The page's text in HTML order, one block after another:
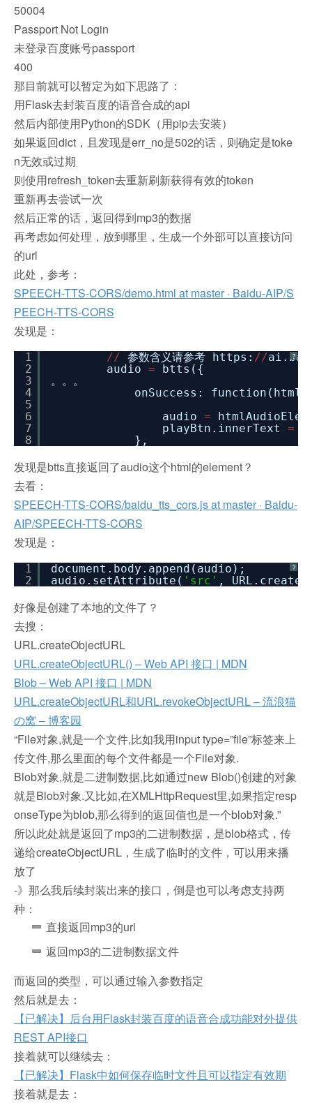
50004
Passport Not Login
未登录百度账号passport
400
那目前就可以暂定为如下思路了：
用Flask去封装百度的语音合成的api
然后内部使用Python的SDK（用pip去安装）
如果返回dict，且发现是err_no是502的话，则确定是toke
n无效或过期
则使用refresh_token去重新刷新获得有效的token
重新再去尝试一次
然后正常的话，返回得到mp3的数据
再考虑如何处理，放到哪里，生成一个外部可以直接访问
的url
此处，参考：
SPEECH-TTS-CORS/demo.html at master · Baidu-AIP/S
PEECH-TTS-CORS
发现是：
?
1
2
3
4
5
6
7
8
// 参数含义请参考 https: //
audio =
btts({
。。。
onSuccess:
audio =
playBtn.innerText =
},
发现是btts直接返回了audio这个html的element？
去看：
SPEECH-TTS-CORS/baidu_tts_cors.js at master · Baidu-
AIP/SPEECH-TTS-CORS
发现是：
?
1
2
document.body.append(audio);
audio.setAttribute( 'src' ,
好像是创建了本地的文件了？
去搜：
URL.createObjectURL
URL.createObjectURL() – Web API 接口 | MDN
Blob – Web API 接口 | MDN
URL.createObjectURL和URL.revokeObjectURL – 流浪猫
の窝 – 博客园
“File对象,就是一个文件,比如我用input type=”file”标签来上
传文件,那么里面的每个文件都是一个File对象.
Blob对象,就是二进制数据,比如通过new Blob()创建的对象
就是Blob对象.又比如,在XMLHttpRequest里,如果指定resp
onseType为blob,那么得到的返回值也是一个blob对象.”
所以此处就是返回了mp3的二进制数据，是blob格式，传
递给createObjectURL，生成了临时的文件，可以用来播
放了
-》那么我后续封装出来的接口，倒是也可以考虑支持两
种：
直接返回mp3的url
返回mp3的二进制数据文件
而返回的类型，可以通过输入参数指定
然后就是去：
【已解决】后台用Flask封装百度的语音合成功能对外提供
REST API接口
接着就可以继续去：
【已解决】Flask中如何保存临时文件且可以指定有效期
接着就是去：